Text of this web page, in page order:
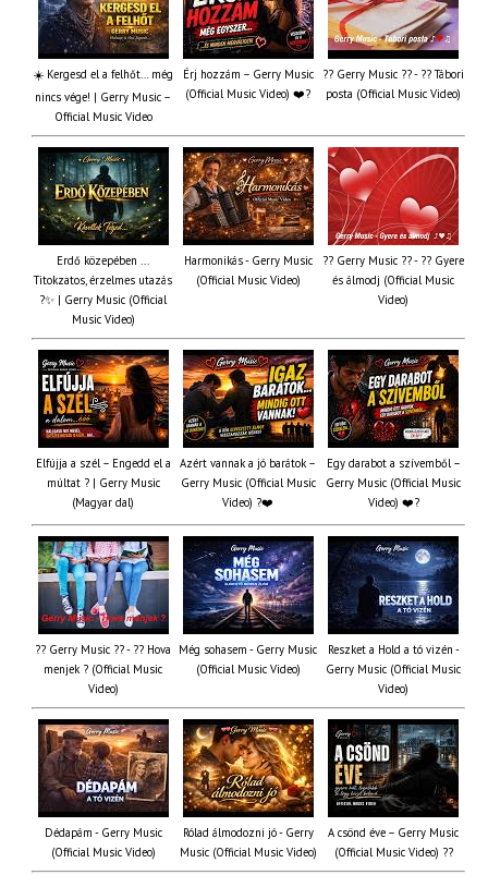
☀️ Kergesd el a felhőt… még
nincs vége! | Gerry Music –
Official Music Video
Érj hozzám – Gerry Music
(Official Music Video) ❤️?
?? Gerry Music ?? - ?? Tábori
posta (Official Music Video)
Erdő közepében ...
Titokzatos, érzelmes utazás
?✨ | Gerry Music (Official
Music Video)
Harmonikás - Gerry Music
(Official Music Video)
?? Gerry Music ?? - ?? Gyere
és álmodj (Official Music
Video)
Elfújja a szél – Engedd el a
múltat ? | Gerry Music
(Magyar dal)
Azért vannak a jó barátok –
Gerry Music (Official Music
Video) ?❤️
Egy darabot a szívemből –
Gerry Music (Official Music
Video) ❤️?
?? Gerry Music ?? - ?? Hova
menjek ? (Official Music
Video)
Még sohasem - Gerry Music
(Official Music Video)
Reszket a Hold a tó vizén -
Gerry Music (Official Music
Video)
Dédapám - Gerry Music
(Official Music Video)
Rólad álmodozni jó - Gerry
Music (Official Music Video)
A csönd éve – Gerry Music
(Official Music Video) ??